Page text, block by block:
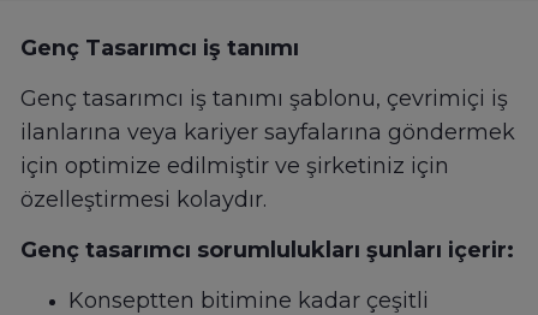
Genç Tasarımcı iş tanımı
Genç tasarımcı iş tanımı şablonu, çevrimiçi iş
ilanlarına veya kariyer sayfalarına göndermek
için optimize edilmiştir ve şirketiniz için
özelleştirmesi kolaydır.
Genç tasarımcı sorumlulukları şunları içerir:
Konseptten bitimine kadar çeşitli